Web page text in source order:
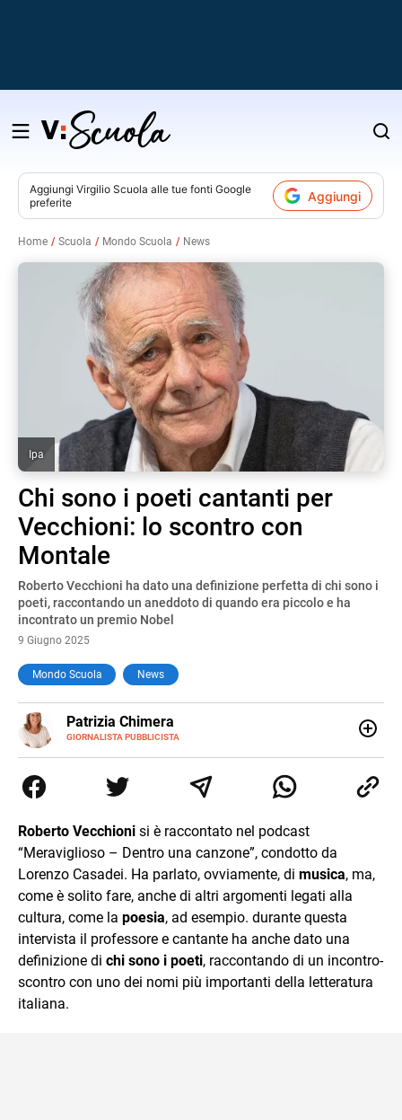
Salta
contenuto
Aggiungi Virgilio Scuola alle tue fonti Google
preferite
Aggiungi
Home Scuola Mondo Scuola News
Ipa
Chi sono i poeti cantanti per
Vecchioni: lo scontro con
Montale
Roberto Vecchioni ha dato una definizione perfetta di chi sono i
poeti, raccontando un aneddoto di quando era piccolo e ha
incontrato un premio Nobel
9 Giugno 2025
Mondo Scuola News
Patrizia Chimera
GIORNALISTA PUBBLICISTA
E-
MAIL
LINKEDIN
collaborato con grandi gruppi editoriali e agenzie di
comunicazione specializzandosi nella scrittura di articoli
Roberto Vecchioni si è raccontato nel podcast
“Meraviglioso – Dentro una canzone”, condotto da
Lorenzo Casadei. Ha parlato, ovviamente, di musica, ma,
come è solito fare, anche di altri argomenti legati alla
cultura, come la poesia, ad esempio. durante questa
intervista il professore e cantante ha anche dato una
definizione di chi sono i poeti, raccontando di un incontro-
scontro con uno dei nomi più importanti della letteratura
italiana.